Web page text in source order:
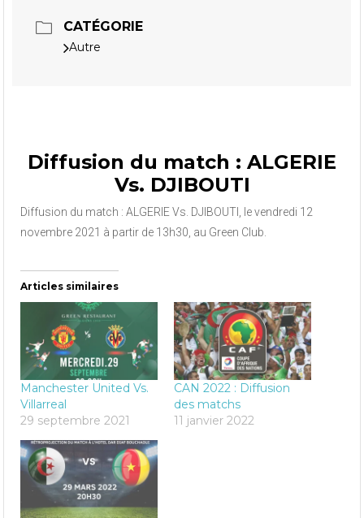
CATÉGORIE
Autre
Diffusion du match : ALGERIE
Vs. DJIBOUTI
Diffusion du match : ALGERIE Vs. DJIBOUTI, le vendredi 12
novembre 2021 à partir de 13h30, au Green Club.
Articles similaires
Manchester United Vs.
Villarreal
29 septembre 2021
CAN 2022 : Diffusion
des matchs
11 janvier 2022